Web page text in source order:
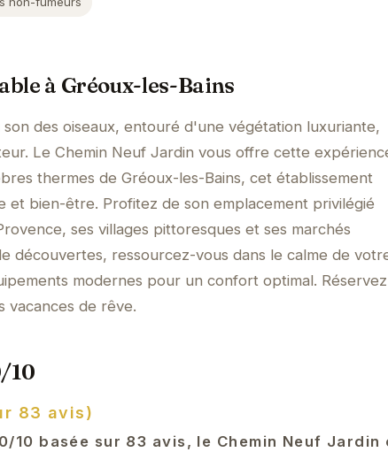
à Gréoux-les-Bains
des oiseaux, entouré d'une végétation luxuriante,
Le Chemin Neuf Jardin vous offre cette
thermes de Gréoux-les-Bains, cet établissement
et bien-être. Profitez de son emplacement privilégié
ses villages pittoresques et ses marchés
découvertes, ressourcez-vous dans le calme de
modernes pour un confort optimal. Réservez
vacances de rêve.
10
83 avis)
10 basée sur 83 avis, le Chemin Neuf Jardin